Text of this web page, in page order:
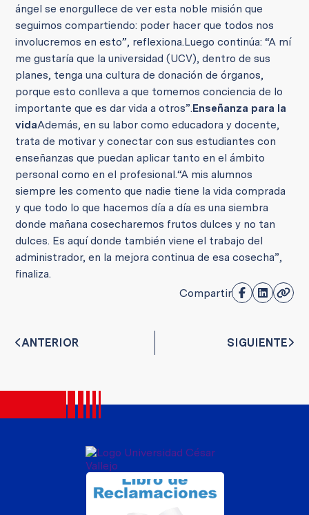
ángel se enorgullece de ver esta noble misión que
seguimos compartiendo: poder hacer que todos nos
involucremos en esto”, reflexiona.Luego continúa: “A mí
me gustaría que la universidad (UCV), dentro de sus
planes, tenga una cultura de donación de órganos,
porque esto conlleva a que tomemos conciencia de lo
importante que es dar vida a otros”.Enseñanza para la
vidaAdemás, en su labor como educadora y docente,
trata de motivar y conectar con sus estudiantes con
enseñanzas que puedan aplicar tanto en el ámbito
personal como en el profesional.“A mis alumnos
siempre les comento que nadie tiene la vida comprada
y que todo lo que hacemos día a día es una siembra
donde mañana cosecharemos frutos dulces y no tan
dulces. Es aquí donde también viene el trabajo del
administrador, en la mejora continua de esa cosecha”,
finaliza.
Compartir
ANTERIOR SIGUIENTE